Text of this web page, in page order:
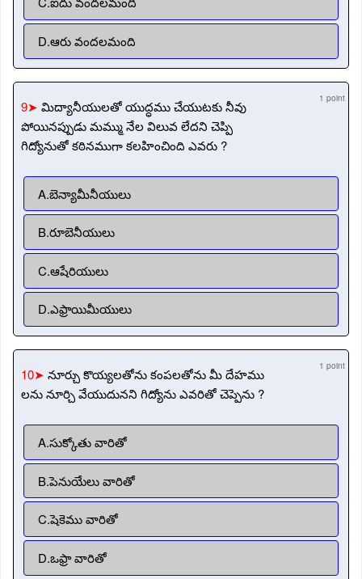
D.ఆరు వందలమంది
9➤ మిద్యానీయులతో యుద్ధము చేయుటకు నీవు
పోయినప్పుడు మమ్ము నేల విలువ లేదని చెప్పి
గిద్యోనుతో కఠినముగా కలహించింది ఎవరు ?
1 point
A.బెన్యామీనీయులు
B.రూబెనీయులు
C.ఆషేరియులు
D.ఎఫ్రాయిమీయులు
10➤ నూర్చు కొయ్యలతోను కంపలతోను మీ దేహము
లను నూర్చి వేయుదునని గిద్యోను ఎవరితో చెప్పెను ?
1 point
A.సుక్కోతు వారితో
B.పెనుయేలు వారితో
C.షెకెము వారితో
D.ఒఫ్రా వారితో